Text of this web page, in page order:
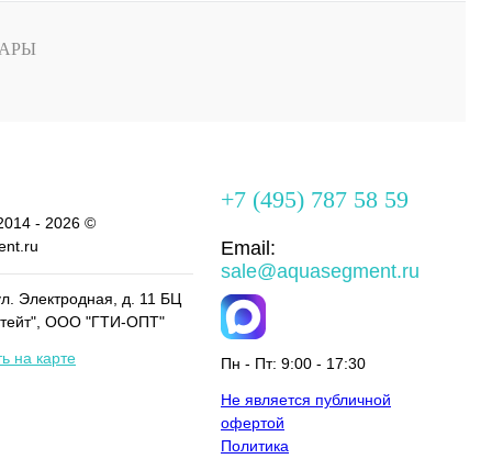
- 2026 ©
Электродная, д. 11 БЦ
ООО "ГТИ-ОПТ"
на карте
+7 (495) 787 58 59
Email:
sale@aquasegment.ru
Пн - Пт: 9:00 - 17:30
Не является публичной
офертой
Политика